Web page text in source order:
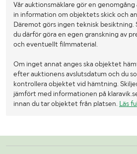
Vår auktionsmäklare gör en
in information om objektets skick och
Däremot görs ingen teknisk besiktning.
du därför göra en egen granskning av
och eventuellt filmmaterial.
Om inget annat anges ska objektet
efter auktionens avslutsdatum och du
kontrollera objektet vid hämtning.
jämfört med informationen på
innan du tar objektet från platsen. Läs